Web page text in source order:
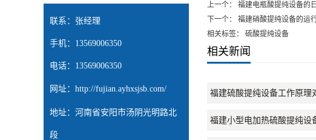
联系：张经理
手机：13569006350
电话：13569006350
网址： http://fujian.ayhxsjsb.com/
地址：河南省安阳市汤阴光明路北
段
上一个：
福建电瓶酸提纯设备的
下一个：
福建硝酸提纯设备的运
相关标签： 硫酸提纯设备
相关新闻
福建硫酸提纯设备工作原理
福建小型电加热硫酸提纯设